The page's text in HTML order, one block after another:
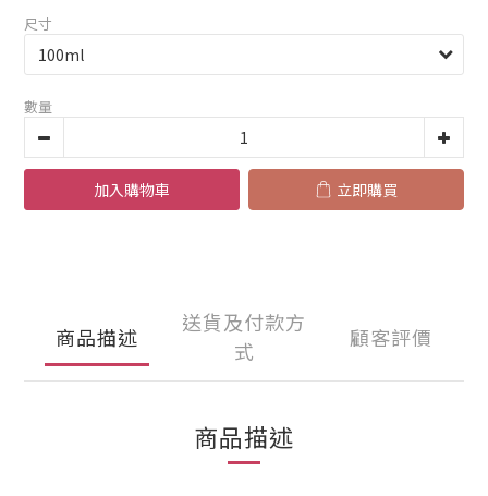
尺寸
數量
加入購物車 立即購買
商品描述
送貨及付款方
式
顧客評價
商品描述